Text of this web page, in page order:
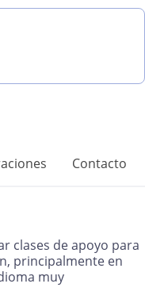
Contacto
clases de apoyo para
principalmente en
muy